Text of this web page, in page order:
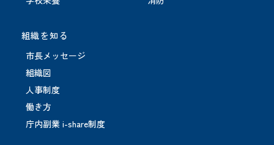
組織を知る
市長メッセージ
組織図
人事制度
働き方
庁内副業 i-share制度